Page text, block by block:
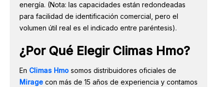
energía. (Nota: las capacidades están redondeadas
para facilidad de identificación comercial, pero el
volumen útil real es el indicado entre paréntesis).
¿Por Qué Elegir Climas Hmo?
En Climas Hmo somos distribuidores oficiales de
Mirage con más de 15 años de experiencia y contamos